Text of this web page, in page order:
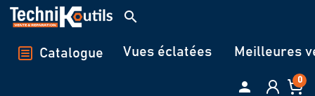
Panneau de gestion des cookies
search
Catalogue Vues éclatées Meilleures
 0